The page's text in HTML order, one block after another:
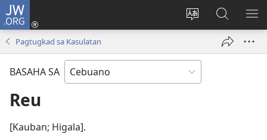
JW.ORG
Ilisi
pinulongan
sa
site
Log
ug
Pangitaa
sa
JW.ORG
Pagtugkad sa Kasulatan
BASAHA SA
Reu
[Kauban; Higala].